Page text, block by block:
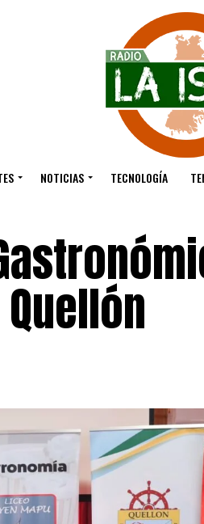
NOTICIAS TECNOLOGÍA